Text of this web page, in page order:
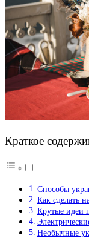
Краткое
Способы
Как сделать
Крутые идеи
Необычные